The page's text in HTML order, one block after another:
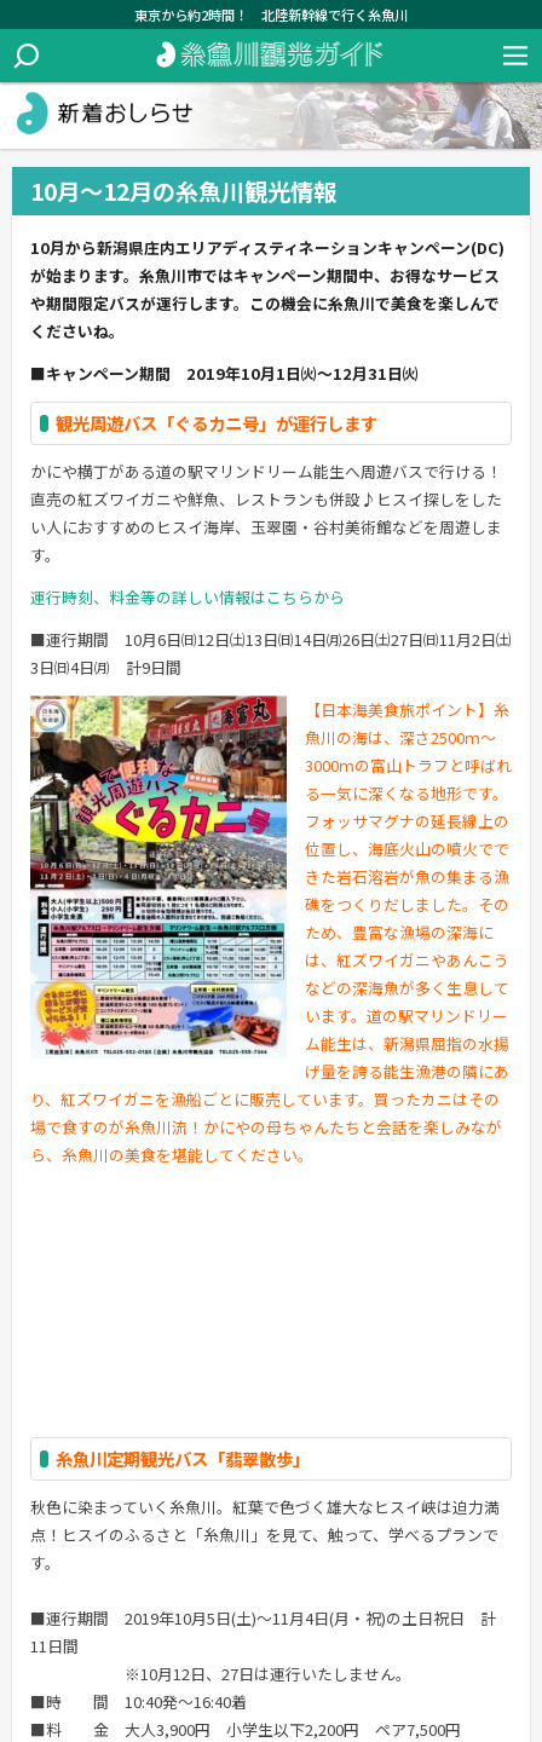
東京から約2時間！ 北陸新幹線で行く糸魚川
10月～12月の糸魚川観光情報
10月から新潟県庄内エリアディスティネーションキャンペーン(DC)
が始まります。糸魚川市ではキャンペーン期間中、お得なサービス
や期間限定バスが運行します。この機会に糸魚川で美食を楽しんで
くださいね。
■キャンペーン期間 2019年10月1日㈫～12月31日㈫
観光周遊バス「ぐるカニ号」が運行します
かにや横丁がある道の駅マリンドリーム能生へ周遊バスで行ける！
直売の紅ズワイガニや鮮魚、レストランも併設♪ヒスイ探しをした
い人におすすめのヒスイ海岸、玉翠園・谷村美術館などを周遊しま
す。
運行時刻、料金等の詳しい情報はこちらから
■運行期間 10月6日㈰12日㈯13日㈰14日㈪26日㈯27日㈰11月2日㈯
3日㈰4日㈪ 計9日間
【日本海美食旅ポイント】糸
魚川の海は、深さ2500ｍ～
3000ｍの富山トラフと呼ばれ
る一気に深くなる地形です。
フォッサマグナの延長線上の
位置し、海底火山の噴火でで
きた岩石溶岩が魚の集まる漁
礁をつくりだしました。その
ため、豊富な漁場の深海に
は、紅ズワイガニやあんこう
などの深海魚が多く生息して
います。道の駅マリンドリー
ム能生は、新潟県屈指の水揚
げ量を誇る能生漁港の隣にあ
り、紅ズワイガニを漁船ごとに販売しています。買ったカニはその
場で食すのが糸魚川流！かにやの母ちゃんたちと会話を楽しみなが
ら、糸魚川の美食を堪能してください。
糸魚川定期観光バス「翡翠散歩」
秋色に染まっていく糸魚川。紅葉で色づく雄大なヒスイ峡は迫力満
点！ヒスイのふるさと「糸魚川」を見て、触って、学べるプランで
す。
■運行期間 2019年10月5日(土)～11月4日(月・祝)の土日祝日 計
11日間
※10月12日、27日は運行いたしません。
■時 間 10:40発～16:40着
■料 金 大人3,900円 小学生以下2,200円 ペア7,500円